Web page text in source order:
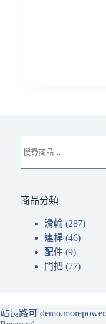
尋
關
商品分類
滑輪 (287)
連桿 (46)
配件 (9)
門把 (77)
站長路可